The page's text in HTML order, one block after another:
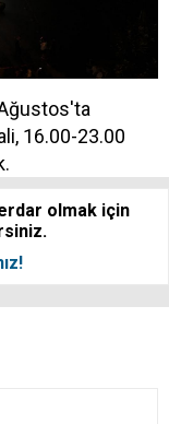
16.00-23.00
olmak için